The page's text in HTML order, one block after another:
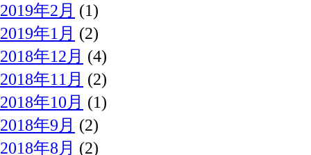
2019年2月 (1)
2019年1月 (2)
2018年12月 (4)
2018年11月 (2)
2018年10月 (1)
2018年9月 (2)
2018年8月 (2)